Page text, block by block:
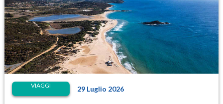
VIAGGI 29 Luglio 2026